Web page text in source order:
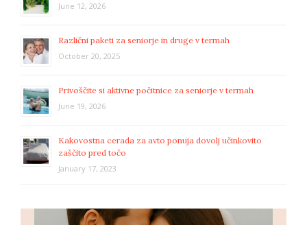
June 12, 2026
Različni paketi za seniorje in druge v termah
October 20, 2025
Privoščite si aktivne počitnice za seniorje v termah
June 19, 2026
Kakovostna cerada za avto ponuja dovolj učinkovito
zaščito pred točo
January 17, 2023